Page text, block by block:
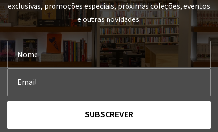
exclusivas, promoções especiais, próximas coleções, eventos
e outras novidades.
SUBSCREVER